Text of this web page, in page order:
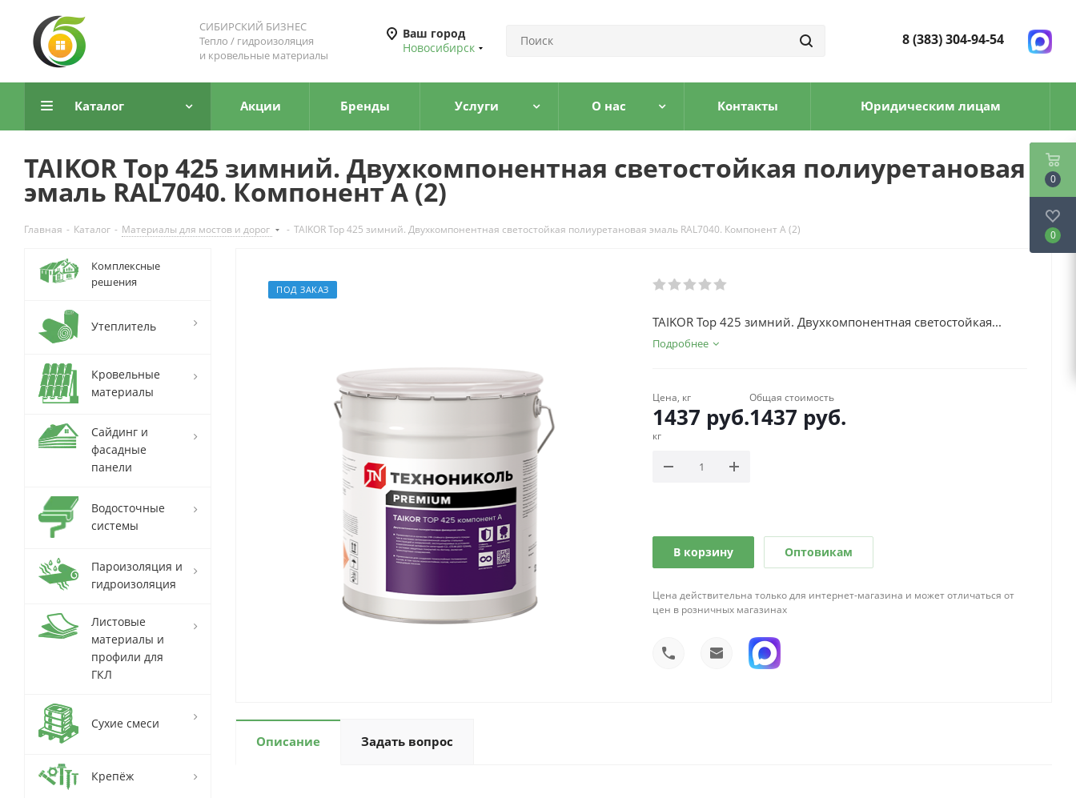
СИБИРСКИЙ БИЗНЕС
Тепло / гидроизоляция
и кровельные материалы
Ваш город
Новосибирск
8 (383) 304-94-54
Каталог Акции Бренды Услуги О нас Контакты Юридическим лицам
TAIKOR Top 425 зимний. Двухкомпонентная светостойкая полиуретановая
эмаль RAL7040. Компонент А (2)
Главная - Каталог - Материалы для мостов и дорог - TAIKOR Top 425 зимний. Двухкомпонентная светостойкая полиуретановая эмаль RAL7040. Компонент А (2)
ПОД ЗАКАЗ
TAIKOR Top 425 зимний. Двухкомпонентная светостойкая...
Подробнее
Цена, кг
1437 руб.
Общая стоимость
1437 руб.
кг
В корзину Оптовикам
Цена действительна только для интернет-магазина и может отличаться от
цен в розничных магазинах
Описание Задать вопрос
Комплексные
решения
Утеплитель
Кровельные
материалы
Сайдинг и
фасадные
панели
Водосточные
системы
Пароизоляция и
гидроизоляция
Листовые
материалы и
профили для
ГКЛ
Сухие смеси
Крепёж
0
0